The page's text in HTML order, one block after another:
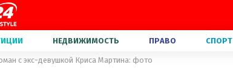
НЕДВИЖИМОСТЬ ПРАВО СПОРТ
с экс-девушкой Криса Мартина: фото